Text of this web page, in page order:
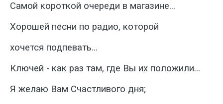
Самой короткой очереди в магазине...
Хорошей песни по радио, которой
хочется подпевать...
Ключей - как раз там, где Вы их положили...
Я желаю Вам Счастливого дня;